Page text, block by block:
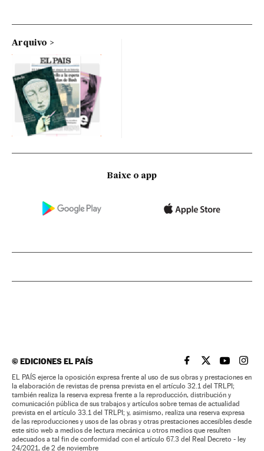
Arquivo
Baixe o app
©EDICIONES EL PAÍS EL PAÍS BRASIL EN
EL PAÍSEL PAÍS
EL
EL PAÍS ejerce la oposición expresa frente al uso de sus obras y prestaciones en
la elaboración de revistas de prensa prevista en el artículo 32.1 del TRLPI;
también realiza la reserva expresa frente a la reproducción, distribución y
comunicación pública de sus trabajos y artículos sobre temas de actualidad
prevista en el artículo 33.1 del TRLPI; y, asimismo, realiza una reserva expresa
de las reproducciones y usos de las obras y otras prestaciones accesibles desde
este sitio web a medios de lectura mecánica u otros medios que resulten
adecuados a tal fin de conformidad con el artículo 67.3 del Real Decreto - ley
24/2021, de 2 de noviembre